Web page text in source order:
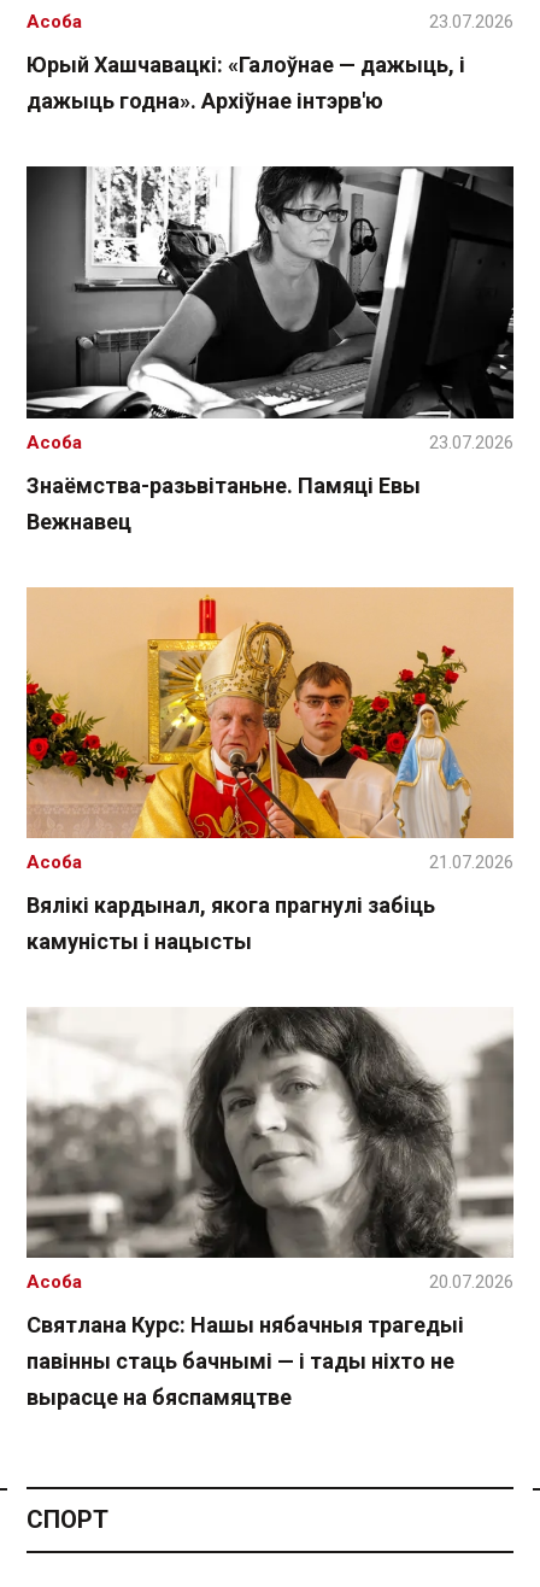
Спасылка без VPN
Юрый Хашчавацкі: «Галоўнае — дажыць, і
дажыць годна». Архіўнае інтэрв'ю
Асоба 23.07.2026
Знаёмства-разьвітаньне. Памяці Евы
Вежнавец
Асоба 23.07.2026
Вялікі кардынал, якога прагнулі забіць
камуністы і нацысты
Асоба 21.07.2026
Святлана Курс: Нашы нябачныя трагедыі
павінны стаць бачнымі — і тады ніхто не
вырасце на бяспамяцтве
Асоба 20.07.2026
СПОРТ